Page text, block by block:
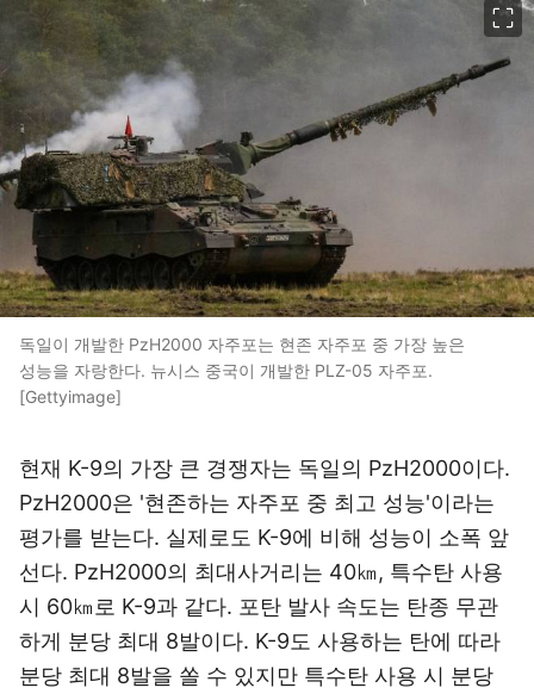
독일이 개발한 PzH2000 자주포는 현존 자주포 중 가장 높은
성능을 자랑한다. 뉴시스 중국이 개발한 PLZ-05 자주포.
[Gettyimage]
현재 K-9의 가장 큰 경쟁자는 독일의 PzH2000이다.
PzH2000은 '현존하는 자주포 중 최고 성능'이라는
평가를 받는다. 실제로도 K-9에 비해 성능이 소폭 앞
선다. PzH2000의 최대사거리는 40㎞, 특수탄 사용
시 60㎞로 K-9과 같다. 포탄 발사 속도는 탄종 무관
하게 분당 최대 8발이다. K-9도 사용하는 탄에 따라
분당 최대 8발을 쏠 수 있지만 특수탄 사용 시 분당